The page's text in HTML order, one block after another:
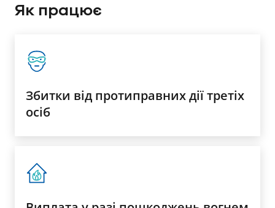
Як працює
Збитки від протиправних дії третіх
осіб